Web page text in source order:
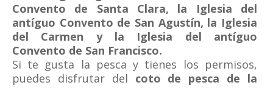
Convento de Santa Clara, la Iglesia del
antíguo Convento de San Agustín, la Iglesia
del Carmen y la Iglesia del antíguo
Convento de San Francisco.
Si te gusta la pesca y tienes los permisos,
puedes disfrutar del coto de pesca de la